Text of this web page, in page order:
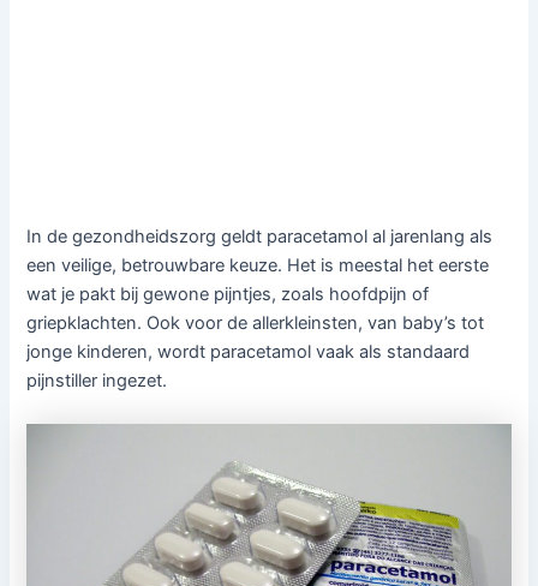
In de gezondheidszorg geldt paracetamol al jarenlang als
een veilige, betrouwbare keuze. Het is meestal het eerste
wat je pakt bij gewone pijntjes, zoals hoofdpijn of
griepklachten. Ook voor de allerkleinsten, van baby’s tot
jonge kinderen, wordt paracetamol vaak als standaard
pijnstiller ingezet.